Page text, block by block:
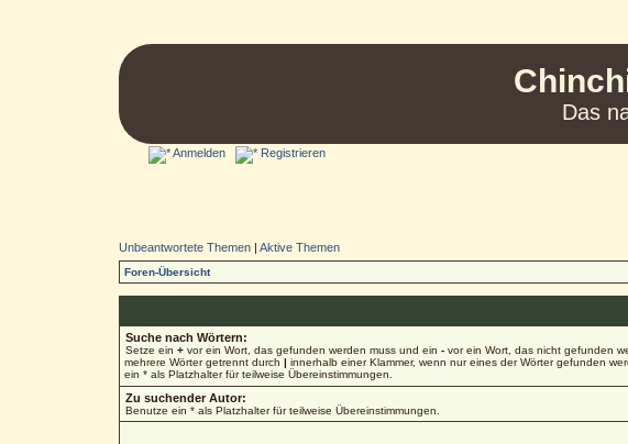
Das
Anmelden Registrieren
Unbeantwortete Themen| Aktive Themen
Foren-Übersicht
Suche nach Wörtern:
Setze ein +vor ein Wort, das gefunden werden muss und ein -vor ein Wort, das nicht gefunden
mehrere Wörter getrennt durch | innerhalb einer Klammer, wenn nur eines der Wörter gefunden
ein * als Platzhalter für teilweise Übereinstimmungen.
Zu suchender Autor:
Benutze ein * als Platzhalter für teilweise Übereinstimmungen.